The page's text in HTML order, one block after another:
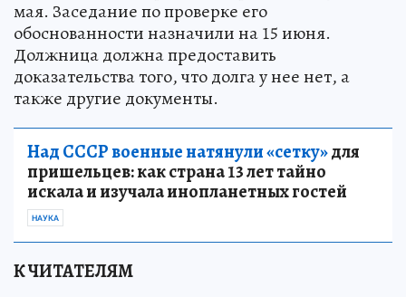
мая. Заседание по проверке его
обоснованности назначили на 15 июня.
Должница должна предоставить
доказательства того, что долга у нее нет, а
также другие документы.
Над СССР военные натянули «сетку»для
пришельцев: как страна 13 лет тайно
искала и изучала инопланетных гостей
НАУКА
К ЧИТАТЕЛЯМ